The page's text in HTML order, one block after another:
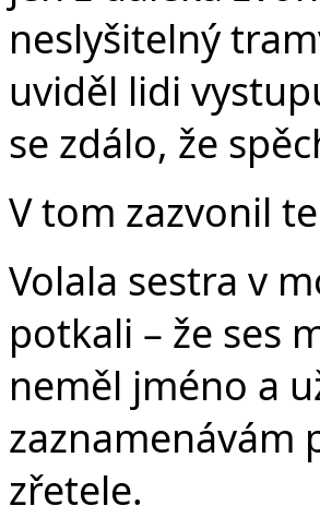
neslyšitelný
uviděl lidi
se zdálo, že
V tom zazvonil
Volala sestra v
potkali – že ses
neměl jméno a
zaznamenávám
zřetele.